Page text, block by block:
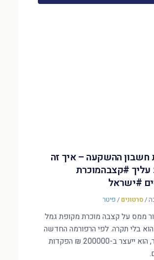
חשבון ההשקעה – איך זה
#קצבהמוכרת
#ישראל
/סרטונים / פיטר
ממס על קצבה מוכרת מקופת גמל
בלי תקרה. לפי הרפורמה החדשה
של האוצר, הוא ייעצר ב-200000 ₪ הפקדות